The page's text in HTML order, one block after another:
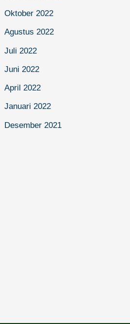
Oktober 2022
Agustus 2022
Juli 2022
Juni 2022
April 2022
Januari 2022
Desember 2021